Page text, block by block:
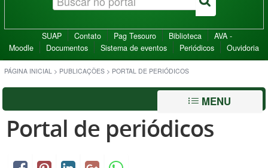
SUAP Contato Pag Tesouro Biblioteca
AVA -
Moodle
Documentos Sistema de eventos Periódicos Ouvidoria
PÁGINA INICIAL > PUBLICAÇÕES > PORTAL DE PERIÓDICOS
MENU
Portal de periódicos